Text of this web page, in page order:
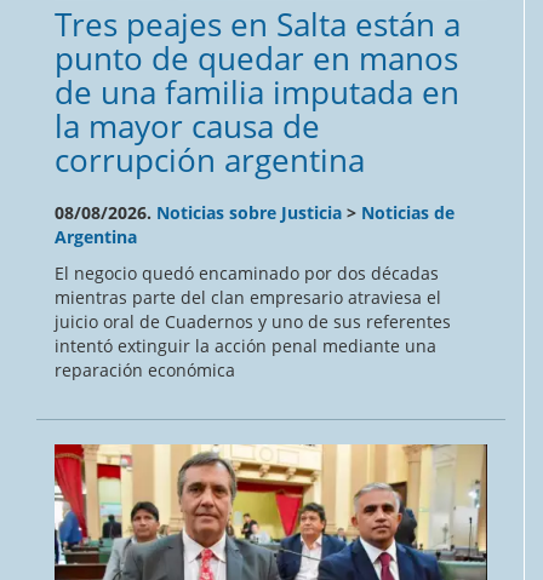
Tres peajes en Salta están a
punto de quedar en manos
de una familia imputada en
la mayor causa de
corrupción argentina
08/08/2026. Noticias sobre Justicia > Noticias de
Argentina
El negocio quedó encaminado por dos décadas
mientras parte del clan empresario atraviesa el
juicio oral de Cuadernos y uno de sus referentes
intentó extinguir la acción penal mediante una
reparación económica